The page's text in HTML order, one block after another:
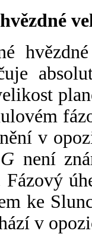
v
G není
Fázový
ke
v